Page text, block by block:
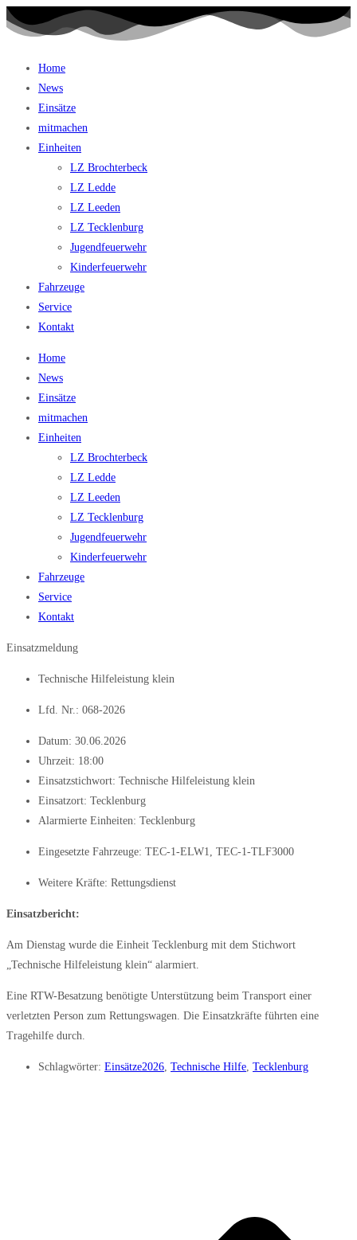
Home
News
Einsätze
mitmachen
Einheiten
LZ Brochterbeck
LZ Ledde
LZ Leeden
LZ Tecklenburg
Jugendfeuerwehr
Kinderfeuerwehr
Fahrzeuge
Service
Kontakt
Home
News
Einsätze
mitmachen
Einheiten
LZ Brochterbeck
LZ Ledde
LZ Leeden
LZ Tecklenburg
Jugendfeuerwehr
Kinderfeuerwehr
Fahrzeuge
Service
Kontakt
Einsatzmeldung
Technische Hilfeleistung klein
Lfd. Nr.: 068-2026
Datum: 30.06.2026
Uhrzeit: 18:00
Einsatzstichwort: Technische Hilfeleistung klein
Einsatzort: Tecklenburg
Alarmierte Einheiten: Tecklenburg
Eingesetzte Fahrzeuge: TEC-1-ELW1, TEC-1-TLF3000
Weitere Kräfte: Rettungsdienst
Einsatzbericht:
Am Dienstag wurde die Einheit Tecklenburg mit dem Stichwort
„Technische Hilfeleistung klein“ alarmiert.
Eine RTW-Besatzung benötigte Unterstützung beim Transport einer
verletzten Person zum Rettungswagen. Die Einsatzkräfte führten eine
Tragehilfe durch.
Schlagwörter: Einsätze2026, Technische Hilfe, Tecklenburg